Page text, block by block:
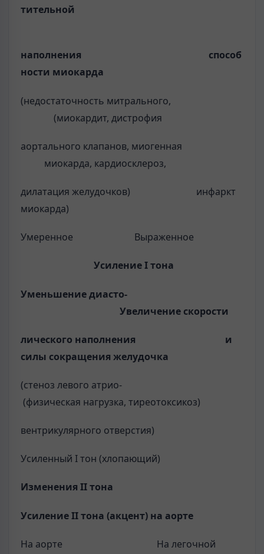
тительной
наполнения
способ­
ности миокарда
(недостаточность митрального,
(миокардит, дис­трофия
аор­тального клапанов, миогенная
миокарда, кардиосклероз,
дилатация желудочков) инфаркт
миокарда)
Умеренное Выраженное
УсилениеIтона
Уменьшение диасто-
Увеличение скорости
лического наполнения
и
силы сокращения желудочка
(стеноз левого атрио-
(физическая нагрузка, тиреотоксикоз)
вентрикулярного отверстия)
Усиленный I тон (хлопающий)
Изменения IIтона
УсилениеIIтона (акцент) на аорте
На аорте На легочной